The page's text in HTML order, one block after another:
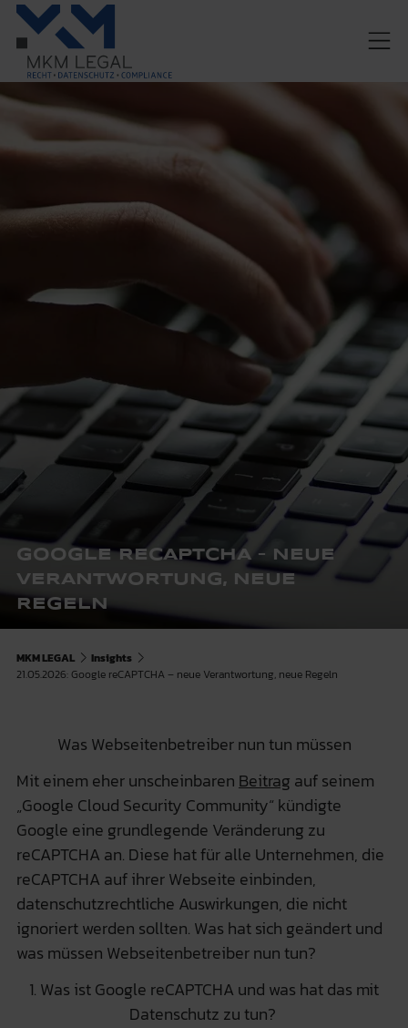
GOOGLE RECAPTCHA – NEUE
VERANTWORTUNG, NEUE
REGELN
MKM LEGAL
Insights
21.05.2026: Google reCAPTCHA – neue Verantwortung, neue Regeln
Was Webseitenbetreiber nun tun müssen
Mit einem eher unscheinbaren Beitrag auf seinem
„Google Cloud Security Community“ kündigte
Google eine grundlegende Veränderung zu
reCAPTCHA an. Diese hat für alle Unternehmen, die
reCAPTCHA auf ihrer Webseite einbinden,
datenschutzrechtliche Auswirkungen, die nicht
ignoriert werden sollten. Was hat sich geändert und
was müssen Webseitenbetreiber nun tun?
1. Was ist Google reCAPTCHA und was hat das mit
Datenschutz zu tun?